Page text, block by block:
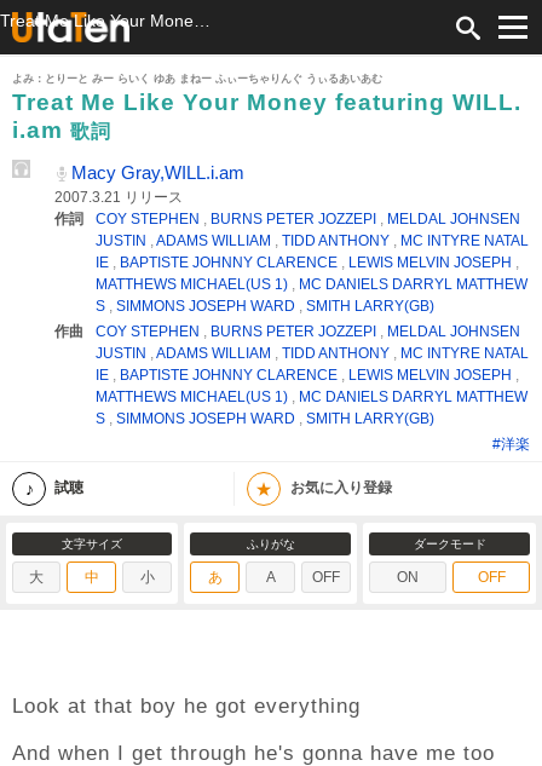
よみ：とりーと みー らいく ゆあ まねー ふぃーちゃりんぐ うぃるあいあむ
Treat Me Like Your Money featuring WILL.
i.am 歌詞
Macy Gray,WILL.i.am
2007.3.21 リリース
作詞
COY STEPHEN , BURNS PETER JOZZEPI , MELDAL JOHNSEN
JUSTIN ,ADAMS WILLIAM ,TIDD ANTHONY , MC INTYRE NATAL
IE , BAPTISTE JOHNNY CLARENCE , LEWIS MELVIN JOSEPH ,
MATTHEWS MICHAEL(US 1) , MC DANIELS DARRYL MATTHEW
S ,SIMMONS JOSEPH WARD ,SMITH LARRY(GB)
作曲
COY STEPHEN , BURNS PETER JOZZEPI , MELDAL JOHNSEN
JUSTIN ,ADAMS WILLIAM ,TIDD ANTHONY , MC INTYRE NATAL
IE , BAPTISTE JOHNNY CLARENCE , LEWIS MELVIN JOSEPH ,
MATTHEWS MICHAEL(US 1) , MC DANIELS DARRYL MATTHEW
S ,SIMMONS JOSEPH WARD ,SMITH LARRY(GB)
#洋楽
試聴 ★ お気に入り登録
文字サイズ
大 中 小
ふりがな
あ A OFF
ダークモード
ON OFF
Look at that boy he got everything
And when I get through he's gonna have me too